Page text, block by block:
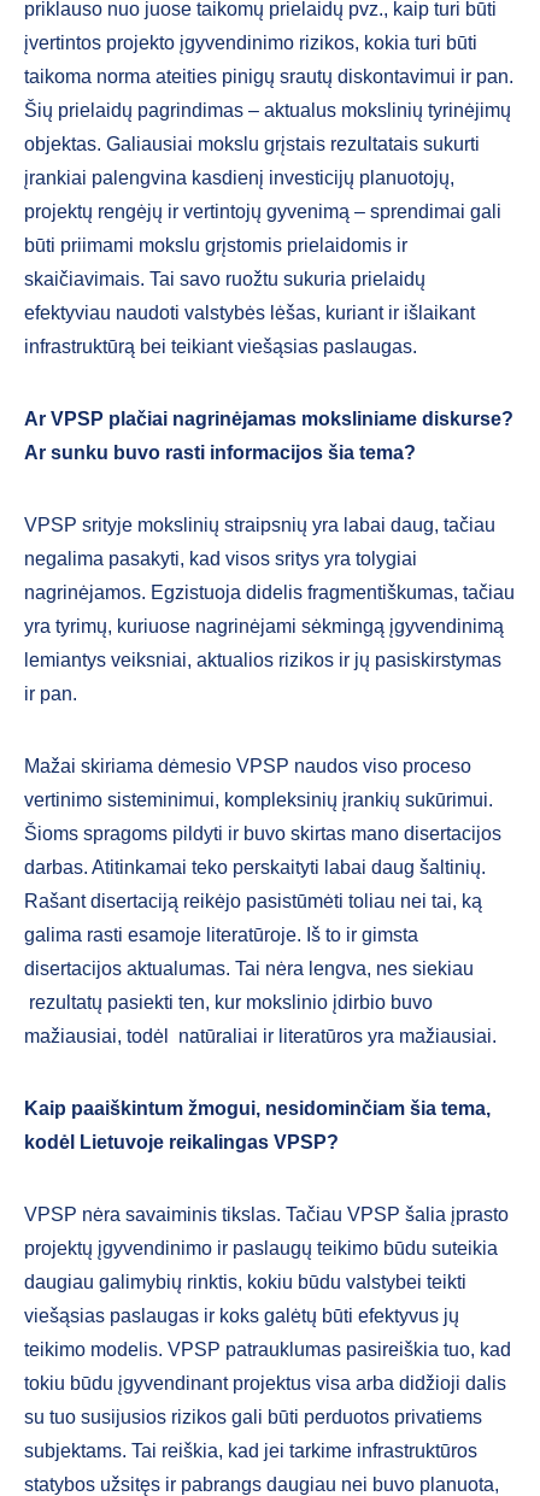
priklauso nuo juose taikomų prielaidų pvz., kaip turi būti
įvertintos projekto įgyvendinimo rizikos, kokia turi būti
taikoma norma ateities pinigų srautų diskontavimui ir pan.
Šių prielaidų pagrindimas – aktualus mokslinių tyrinėjimų
objektas. Galiausiai mokslu grįstais rezultatais sukurti
įrankiai palengvina kasdienį investicijų planuotojų,
projektų rengėjų ir vertintojų gyvenimą – sprendimai gali
būti priimami mokslu grįstomis prielaidomis ir
skaičiavimais. Tai savo ruožtu sukuria prielaidų
efektyviau naudoti valstybės lėšas, kuriant ir išlaikant
infrastruktūrą bei teikiant viešąsias paslaugas.
Ar VPSP plačiai nagrinėjamas moksliniame diskurse?
Ar sunku buvo rasti informacijos šia tema?
VPSP srityje mokslinių straipsnių yra labai daug, tačiau
negalima pasakyti, kad visos sritys yra tolygiai
nagrinėjamos. Egzistuoja didelis fragmentiškumas, tačiau
yra tyrimų, kuriuose nagrinėjami sėkmingą įgyvendinimą
lemiantys veiksniai, aktualios rizikos ir jų pasiskirstymas
ir pan.
Mažai skiriama dėmesio VPSP naudos viso proceso
vertinimo sisteminimui, kompleksinių įrankių sukūrimui.
Šioms spragoms pildyti ir buvo skirtas mano disertacijos
darbas. Atitinkamai teko perskaityti labai daug šaltinių.
Rašant disertaciją reikėjo pasistūmėti toliau nei tai, ką
galima rasti esamoje literatūroje. Iš to ir gimsta
disertacijos aktualumas. Tai nėra lengva, nes siekiau
rezultatų pasiekti ten, kur mokslinio įdirbio buvo
mažiausiai, todėl natūraliai ir literatūros yra mažiausiai.
Kaip paaiškintum žmogui, nesidominčiam šia tema,
kodėl Lietuvoje reikalingas VPSP?
VPSP nėra savaiminis tikslas. Tačiau VPSP šalia įprasto
projektų įgyvendinimo ir paslaugų teikimo būdu suteikia
daugiau galimybių rinktis, kokiu būdu valstybei teikti
viešąsias paslaugas ir koks galėtų būti efektyvus jų
teikimo modelis. VPSP patrauklumas pasireiškia tuo, kad
tokiu būdu įgyvendinant projektus visa arba didžioji dalis
su tuo susijusios rizikos gali būti perduotos privatiems
subjektams. Tai reiškia, kad jei tarkime infrastruktūros
statybos užsitęs ir pabrangs daugiau nei buvo planuota,